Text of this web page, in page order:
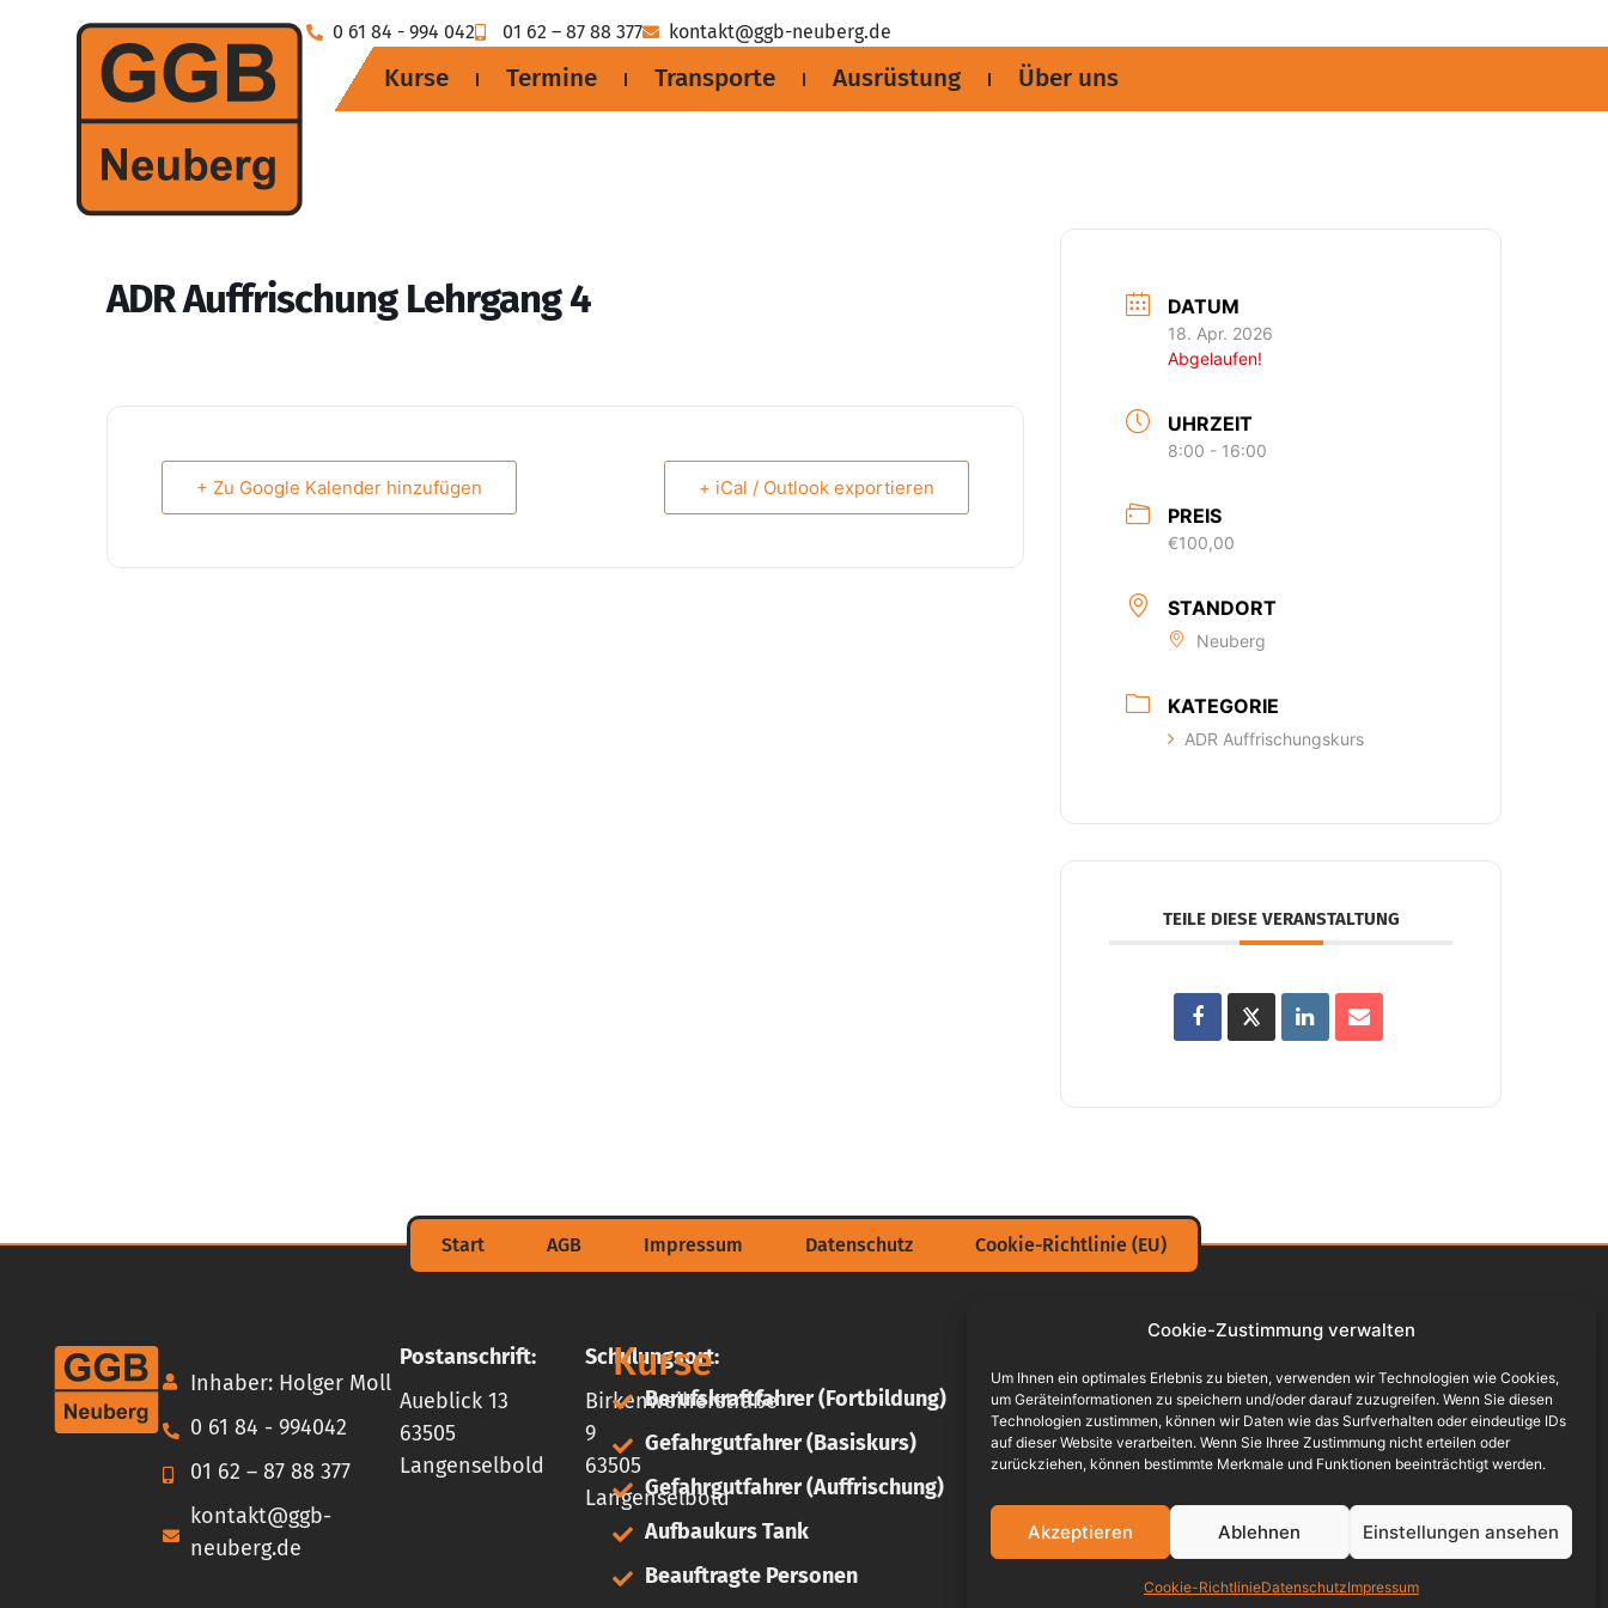
Cookie-Zustimmung verwalten
Um Ihnen ein optimales Erlebnis zu bieten, verwenden wir Technologien wie Cookies,
um Geräteinformationen zu speichern und/oder darauf zuzugreifen. Wenn Sie diesen
Technologien zustimmen, können wir Daten wie das Surfverhalten oder eindeutige IDs
auf dieser Website verarbeiten. Wenn Sie Ihree Zustimmung nicht erteilen oder
zurückziehen, können bestimmte Merkmale und Funktionen beeinträchtigt werden.
Akzeptieren Ablehnen Einstellungen ansehen
Cookie-RichtlinieDatenschutzImpressum
0 61 84 - 994 042 01 62 – 87 88 377 kontakt@ggb-neuberg.de
Kurse Termine Transporte Ausrüstung Über uns
ADR Auffrischung Lehrgang 4
+ Zu Google Kalender hinzufügen + iCal / Outlook exportieren
DATUM
18. Apr. 2026
Abgelaufen!
UHRZEIT
8:00 - 16:00
PREIS
€100,00
STANDORT
Neuberg
KATEGORIE
ADR Auffrischungskurs
TEILE DIESE VERANSTALTUNG
Start AGB Impressum Datenschutz Cookie-Richtlinie (EU)
Inhaber: Holger Moll
0 61 84 - 994042
01 62 – 87 88 377
kontakt@ggb-
neuberg.de
Postanschrift:
Aueblick 13
63505
Langenselbold
Schulungsort:
Birkenweiherstraße
9
63505
Langenselbold
Kurse
Berufskraftfahrer (Fortbildung)
Gefahrgutfahrer (Basiskurs)
Gefahrgutfahrer (Auffrischung)
Aufbaukurs Tank
Beauftragte Personen
Kurse
Aufbaukurs Klasse 1 (explosive Stoffe)
Aufbaukurs Klasse 7 (radioaktive Stoffe)
Industriemeister (Fachrichtung Kraftverkehr,